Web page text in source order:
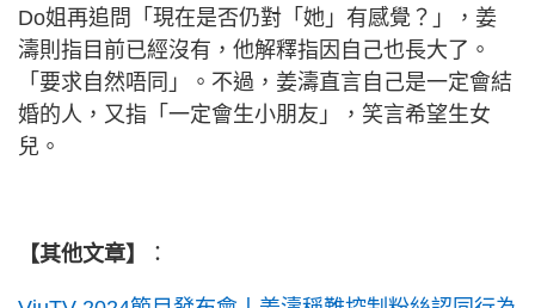
Do姐再追問「現在是否仍對「她」有感覺？」，姜
濤則指目前已經沒有，他解釋指因自己也長大了。
「要求自然唔同」。不過，姜濤直言自己是一定會結
婚的人，又指「一定會生小朋友」，笑言希望生女
兒。
【其他文章】 ：